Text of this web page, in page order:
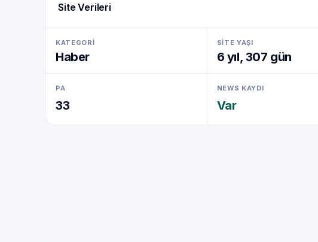
Site Verileri
KATEGORI
Haber
SITE YAŞI
6 yıl, 307 gün
PA
33
NEWS KAYDI
Var